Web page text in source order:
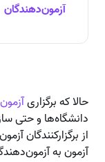
آزمون‌دهندگان
حالا که برگزاری
دانشگاه‌ها و حتی
از برگزارکنندگان
آزمون به